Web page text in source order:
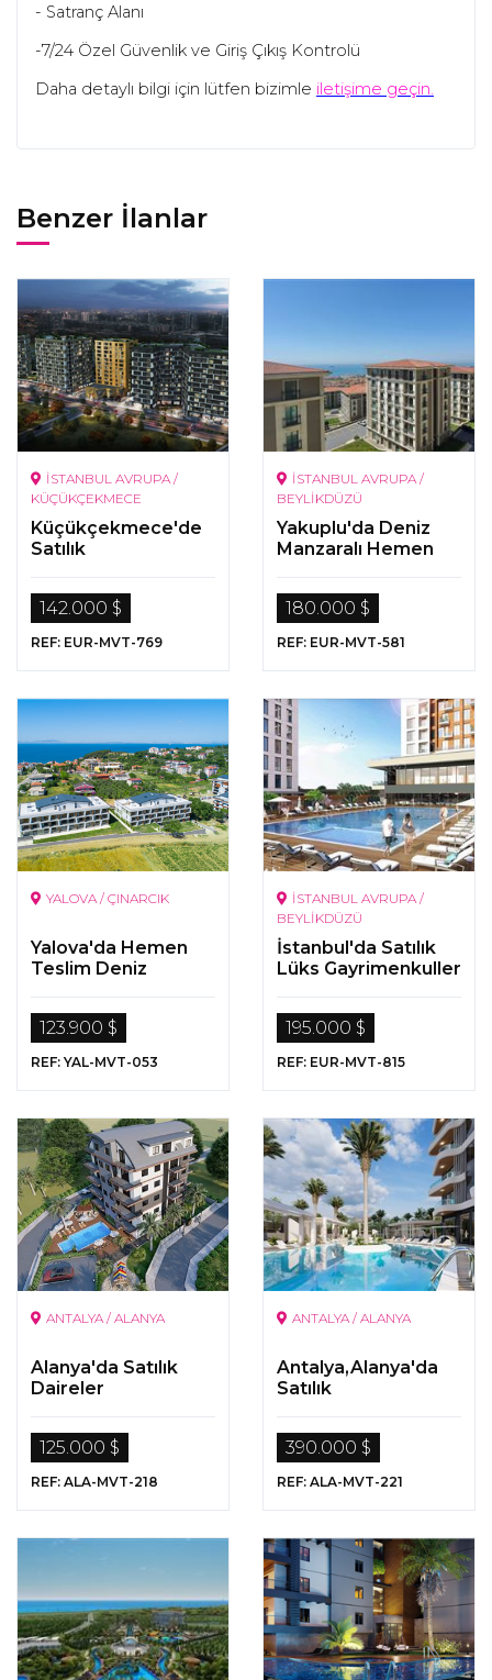
- Satranç Alanı
-7/24 Özel Güvenlik ve Giriş Çıkış Kontrolü
Daha detaylı bilgi için lütfen bizimle iletişime geçin.
Benzer İlanlar
İSTANBUL AVRUPA /
KÜÇÜKÇEKMECE
Küçükçekmece'de
Satılık
142.000 $
REF: EUR-MVT-769
İSTANBUL AVRUPA /
BEYLİKDÜZÜ
Yakuplu'da Deniz
Manzaralı Hemen
180.000 $
REF: EUR-MVT-581
YALOVA / ÇINARCIK
Yalova'da Hemen
Teslim Deniz
Daire
123.900 $
REF: YAL-MVT-053
İSTANBUL AVRUPA /
BEYLİKDÜZÜ
İstanbul'da Satılık
Lüks Gayrimenkuller
195.000 $
REF: EUR-MVT-815
ANTALYA / ALANYA
Alanya'da Satılık
Daireler
125.000 $
REF: ALA-MVT-218
ANTALYA / ALANYA
Antalya,Alanya'da
Satılık
390.000 $
REF: ALA-MVT-221